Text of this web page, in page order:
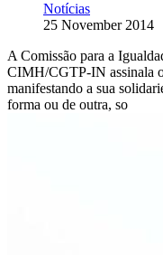
Notícias
25 November 2014
A Comissão para a
CIMH/CGTP-IN assinala
manifestando a sua
forma ou de outra, so